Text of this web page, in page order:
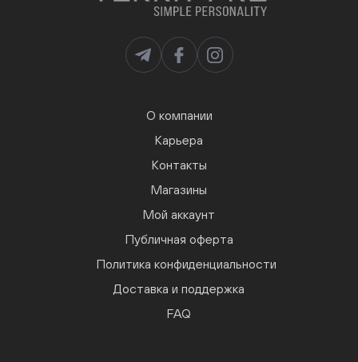
О компании
Карьера
Контакты
Магазины
Мой аккаунт
Публичная оферта
Политика конфиденциальности
Доставка и поддержка
FAQ